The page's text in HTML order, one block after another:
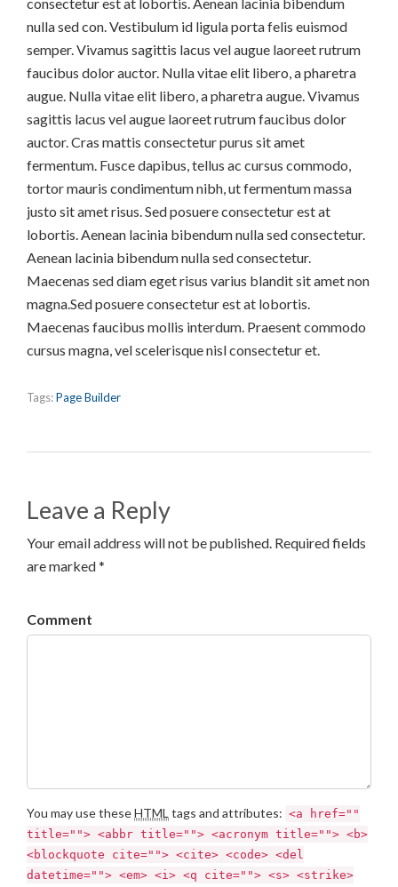
nulla sed con. Vestibulum id ligula porta felis euismod
semper. Vivamus sagittis lacus vel augue laoreet rutrum
faucibus dolor auctor. Nulla vitae elit libero, a pharetra
augue. Nulla vitae elit libero, a pharetra augue. Vivamus
sagittis lacus vel augue laoreet rutrum faucibus dolor
auctor. Cras mattis consectetur purus sit amet
fermentum. Fusce dapibus, tellus ac cursus commodo,
tortor mauris condimentum nibh, ut fermentum massa
justo sit amet risus. Sed posuere consectetur est at
lobortis. Aenean lacinia bibendum nulla sed consectetur.
Aenean lacinia bibendum nulla sed consectetur.
Maecenas sed diam eget risus varius blandit sit amet non
magna.Sed posuere consectetur est at lobortis.
Maecenas faucibus mollis interdum. Praesent commodo
cursus magna, vel scelerisque nisl consectetur et.
Tags:Page Builder
Leave a Reply
Your email address will not be published. Required fields
are marked *
Comment
You may use theseHTML tags and attributes: <a href=""
title=""> <abbr title=""> <acronym title=""> <b>
<blockquote cite=""> <cite> <code> <del
datetime=""> <em> <i> <q cite=""> <s> <strike>